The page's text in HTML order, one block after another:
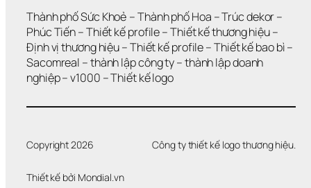
Thành phố Sức Khoẻ – Thành phố Hoa – Trúc dekor
Phúc Tiến – Thiết kế profile – Thiết kế thương hiệu
Định vị thương hiệu – Thiết kế profile – Thiết kế bao bì
Sacomreal – thành lập công ty – thành lập doanh
nghiệp – v1000 – Thiết kế logo
Copyright 2026 Công ty thiết kế logo thương hiệu.
Thiết kế bởi Mondial.vn